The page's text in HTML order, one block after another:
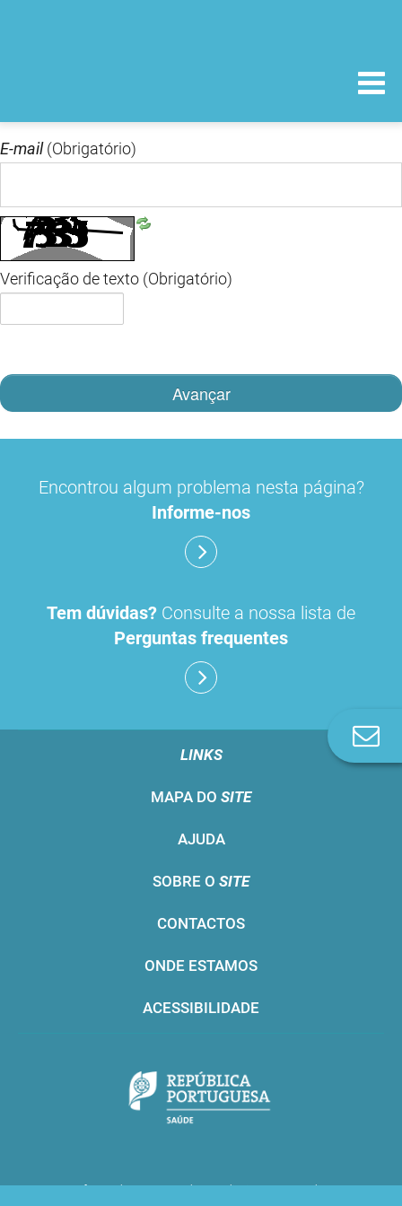
E-mail (Obrigatório)
Verificação de texto (Obrigatório)
Avançar
Encontrou algum problema nesta página?
Informe-nos
Tem dúvidas? Consulte a nossa lista de
Perguntas frequentes
LINKS
MAPA DO SITE
AJUDA
SOBRE O SITE
CONTACTOS
ONDE ESTAMOS
ACESSIBILIDADE
Infarmed © 2016. Todos os direitos reservados